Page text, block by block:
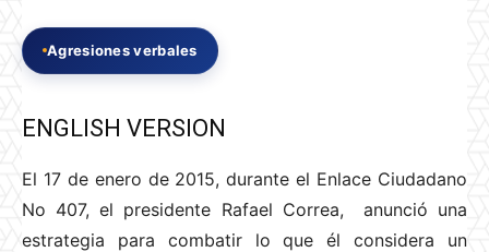
Agresiones verbales
ENGLISH VERSION
El 17 de enero de 2015, durante el Enlace Ciudadano
No 407, el presidente Rafael Correa, anunció una
estrategia para combatir lo que él considera un